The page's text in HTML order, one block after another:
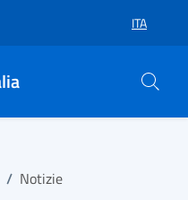
ITA
/ Notizie